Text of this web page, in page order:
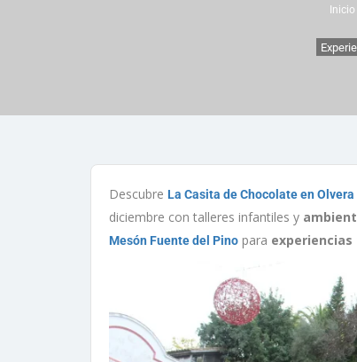
Inicio
Descubre La Casita de Chocolate en Olvera
diciembre con talleres infantiles y
Mesón Fuente del Pino para